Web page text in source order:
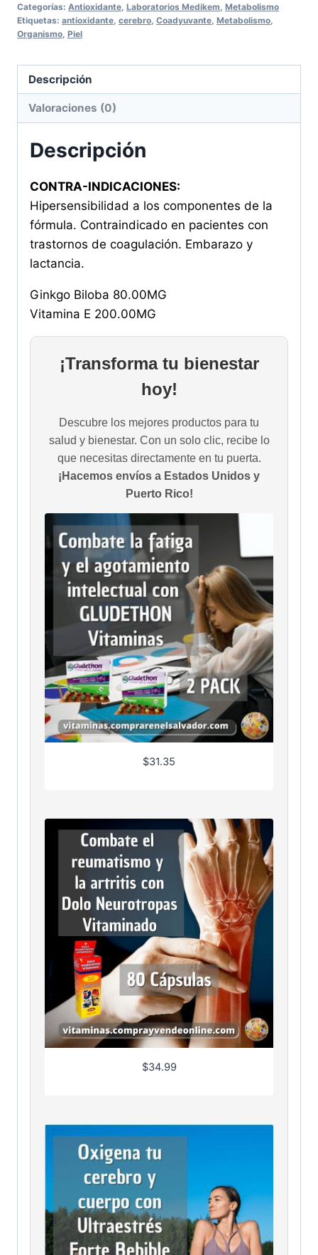
30
CAPSULAS
Categorías: Antioxidante Laboratorios Medikem Metabolismo
Etiquetas: antioxidante cerebro Coadyuvante Metabolismo
Organismo Piel
Descripción
Valoraciones (0)
Descripción
CONTRA-INDICACIONES:
Hipersensibilidad a los componentes de la
fórmula. Contraindicado en pacientes con
trastornos de coagulación. Embarazo y
lactancia.
Ginkgo Biloba 80.00MG
Vitamina E 200.00MG
¡Transforma tu bienestar
hoy!
Descubre los mejores productos para tu
salud y bienestar. Con un solo clic, recibe lo
que necesitas directamente en tu puerta.
¡Hacemos envíos a Estados Unidos y
Puerto Rico!
$31.35
$34.99